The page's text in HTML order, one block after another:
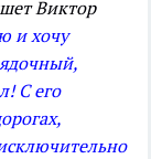
Виктор
и хочу
С его